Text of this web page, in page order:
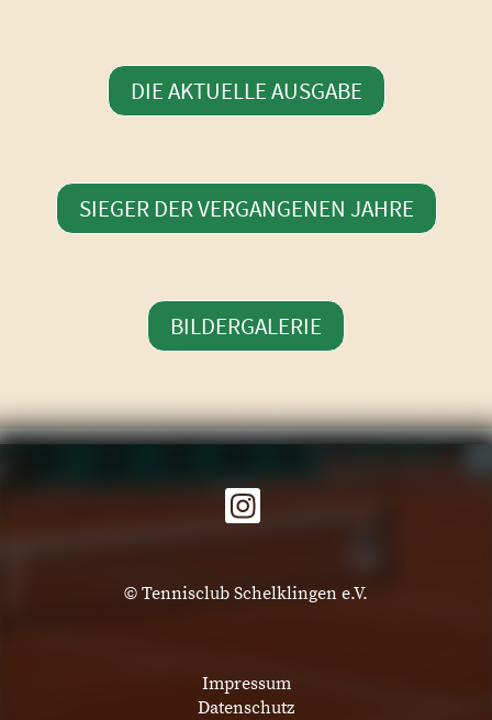
DIE AKTUELLE AUSGABE
SIEGER DER VERGANGENEN JAHRE
BILDERGALERIE
© Tennisclub Schelklingen e.V.
Impressum
Datenschutz